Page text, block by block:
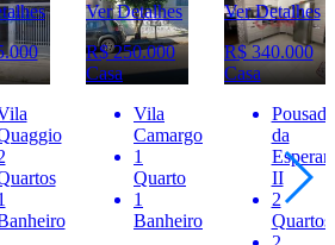
Ver Detalhes
R$ 250.000
Casa
Vila
Camargo
1
Quarto
1
Banheiro
Ver Detalhes
R$ 340.000
Casa
Pousada
da
II
2
Quartos